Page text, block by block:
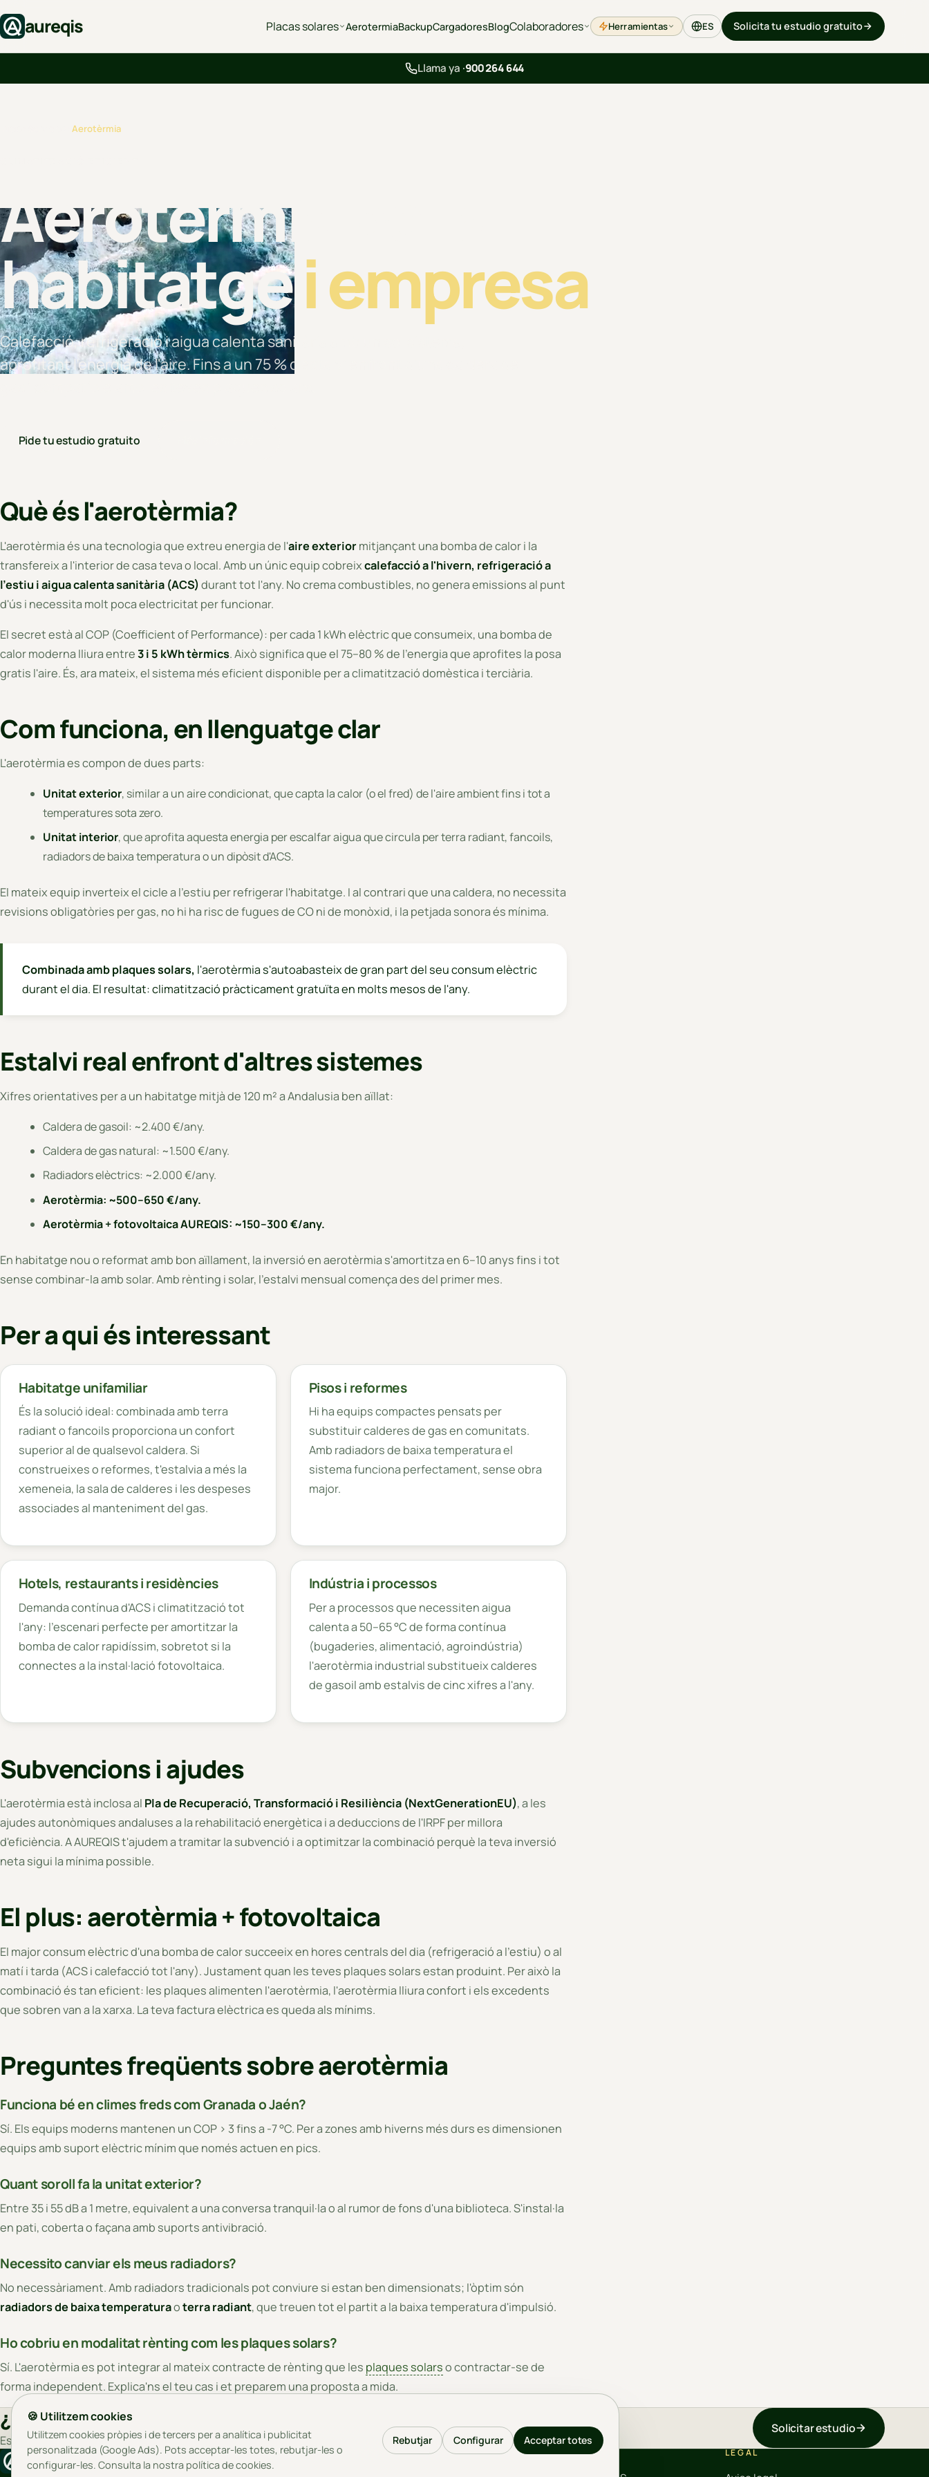
aureqis Placas solares AerotermiaBackupCargadoresBlogColaboradores Herramientas ES Solicita tu estudio gratuito
Llama ya ·900 264 644
Aerotèrmia
Aerotèrmia per a
habitatgei empresa
Calefacció, refrigeració i aigua calenta sanitària amb un sol sistema,
aprofitant l'energia de l'aire. Fins a un 75 % d'estalvi enfront d'una caldera de
Pide tu estudio gratuito
Què és l'aerotèrmia?
L'aerotèrmia és una tecnologia que extreu energia de l'aire exteriormitjançant una bomba de calor i la
transfereix a l'interior de casa teva o local. Amb un únic equip cobreixcalefacció a l'hivern, refrigeració a
l'estiu i aigua calenta sanitària (ACS) durant tot l'any. No crema combustibles, no genera emissions al punt
d'ús i necessita molt poca electricitat per funcionar.
El secret està al COP (Coefficient of Performance): per cada 1 kWh elèctric que consumeix, una bomba de
calor moderna lliura entre3 i 5 kWh tèrmics. Això significa que el 75–80 % de l'energia que aprofites la posa
gratis l'aire. És, ara mateix, el sistema més eficient disponible per a climatització domèstica i terciària.
Com funciona, en llenguatge clar
L'aerotèrmia es compon de dues parts:
Unitat exterior, similar a un aire condicionat, que capta la calor (o el fred) de l'aire ambient fins i tot a
temperatures sota zero.
Unitat interior, que aprofita aquesta energia per escalfar aigua que circula per terra radiant, fancoils,
radiadors de baixa temperatura o un dipòsit d'ACS.
El mateix equip inverteix el cicle a l'estiu per refrigerar l'habitatge. I al contrari que una caldera, no necessita
revisions obligatòries per gas, no hi ha risc de fugues de CO ni de monòxid, i la petjada sonora és mínima.
Combinada amb plaques solars, l'aerotèrmia s'autoabasteix de gran part del seu consum elèctric
durant el dia. El resultat: climatització pràcticament gratuïta en molts mesos de l'any.
Estalvi real enfront d'altres sistemes
Xifres orientatives per a un habitatge mitjà de 120 m² a Andalusia ben aïllat:
Caldera de gasoil: ~2.400 €/any.
Caldera de gas natural: ~1.500 €/any.
Radiadors elèctrics: ~2.000 €/any.
Aerotèrmia: ~500–650 €/any.
Aerotèrmia + fotovoltaica AUREQIS: ~150–300 €/any.
En habitatge nou o reformat amb bon aïllament, la inversió en aerotèrmia s'amortitza en 6–10 anys fins i tot
sense combinar-la amb solar. Amb rènting i solar, l'estalvi mensual comença des del primer mes.
Per a qui és interessant
Habitatge unifamiliar
És la solució ideal: combinada amb terra
radiant o fancoils proporciona un confort
superior al de qualsevol caldera. Si
construeixes o reformes, t'estalvia a més la
xemeneia, la sala de calderes i les despeses
associades al manteniment del gas.
Pisos i reformes
Hi ha equips compactes pensats per
substituir calderes de gas en comunitats.
Amb radiadors de baixa temperatura el
sistema funciona perfectament, sense obra
major.
Hotels, restaurants i residències
Demanda contínua d'ACS i climatització tot
l'any: l'escenari perfecte per amortitzar la
bomba de calor rapidíssim, sobretot si la
connectes a la instal·lació fotovoltaica.
Indústria i processos
Per a processos que necessiten aigua
calenta a 50–65 °C de forma contínua
(bugaderies, alimentació, agroindústria)
l'aerotèrmia industrial substitueix calderes
de gasoil amb estalvis de cinc xifres a l'any.
Subvencions i ajudes
L'aerotèrmia està inclosa al Pla de Recuperació, Transformació i Resiliència (NextGenerationEU), a les
ajudes autonòmiques andaluses a la rehabilitació energètica i a deduccions de l'IRPF per millora
d'eficiència. A AUREQIS t'ajudem a tramitar la subvenció i a optimitzar la combinació perquè la teva inversió
neta sigui la mínima possible.
El plus: aerotèrmia + fotovoltaica
El major consum elèctric d'una bomba de calor succeeix en hores centrals del dia (refrigeració a l'estiu) o al
matí i tarda (ACS i calefacció tot l'any). Justament quan les teves plaques solars estan produint. Per això la
combinació és tan eficient: les plaques alimenten l'aerotèrmia, l'aerotèrmia lliura confort i els excedents
que sobren van a la xarxa. La teva factura elèctrica es queda als mínims.
Preguntes freqüents sobre aerotèrmia
Funciona bé en climes freds com Granada o Jaén?
Sí. Els equips moderns mantenen un COP > 3 fins a -7 °C. Per a zones amb hiverns més durs es dimensionen
equips amb suport elèctric mínim que només actuen en pics.
Quant soroll fa la unitat exterior?
Entre 35 i 55 dB a 1 metre, equivalent a una conversa tranquil·la o al rumor de fons d'una biblioteca. S'instal·la
en pati, coberta o façana amb suports antivibració.
Necessito canviar els meus radiadors?
No necessàriament. Amb radiadors tradicionals pot conviure si estan ben dimensionats; l'òptim són
radiadors de baixa temperaturaoterra radiant, que treuen tot el partit a la baixa temperatura d'impulsió.
Ho cobriu en modalitat rènting com les plaques solars?
Sí. L'aerotèrmia es pot integrar al mateix contracte de rènting que les plaques solarso contractar-se de
forma independent. Explica'ns el teu cas i et preparem una proposta a mida.
¿Listo para empezar a
Estudio gratuito sin compromiso. Diseñamos la solución que mejor encaje contigo.
Solicitar estudio
aureqis SERVICIOS EMPRESA LEGAL
🍪 Utilitzem cookies
Utilitzem cookies pròpies i de tercers per a analítica i publicitat
personalitzada (Google Ads). Pots acceptar-les totes, rebutjar-les o
configurar-les. Consulta la nostra política de cookies.
Rebutjar Configurar Acceptar totes